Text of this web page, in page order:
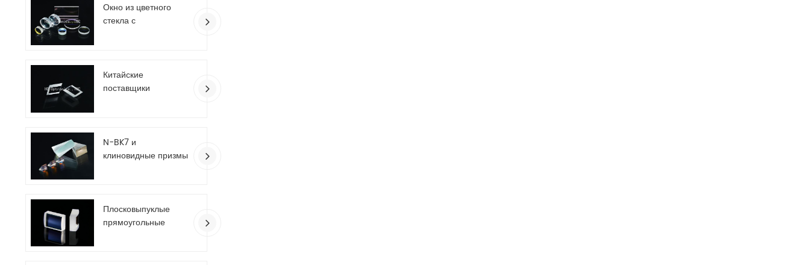
Окно из цветного
стекла с
Китайские
поставщики
N-BK7 и
клиновидные призмы
Плосковыпуклые
прямоугольные